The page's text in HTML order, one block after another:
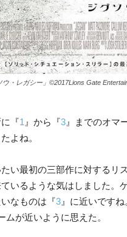
ウ・レガシー」©2017Lions Gate
に『1 』から『3 』までのオマ
よね。
たい最初の三部作に対するリ
ているような気はしました。
なものは『3 』に近いです
ムが近いように思えた。